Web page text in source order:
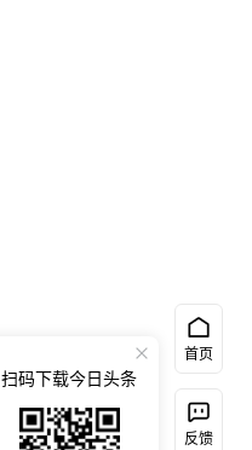
首页
反馈
扫码下载今日头条